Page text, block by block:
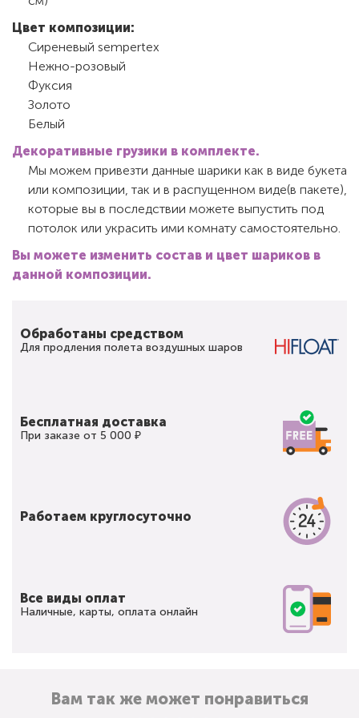
Цвет композиции:
Сиреневый sempertex
Нежно-розовый
Фуксия
Золото
Белый
Декоративные грузики в комплекте.
Мы можем привезти данные шарики как в виде букета
или композиции, так и в распущенном виде(в пакете),
которые вы в последствии можете выпустить под
потолок или украсить ими комнату самостоятельно.
Вы можете изменить состав и цвет шариков в
данной композиции.
Обработаны средством
Для продления полета воздушных шаров
Бесплатная доставка
При заказе от 5 000 ₽
Работаем круглосуточно
Все виды оплат
Наличные, карты, оплата онлайн
Вам так же может понравиться